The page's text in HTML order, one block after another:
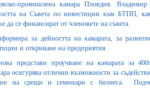
промишлена камара Пловдив.
на Съвета по инвестиции към БТПП,
да се финансират от членовете на съвета.
за дейността на камарата, за
и откриване на предприятия.
представи проучване на камарата за
осигурява отлични възможности за
на срещи и семинари с бизнеса.